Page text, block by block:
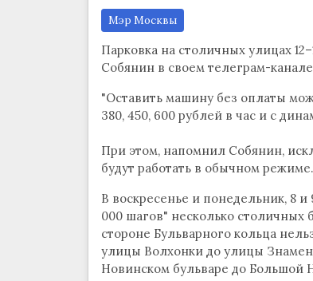
Мэр Москвы
Парковка на столичных улицах
Собянин в своем телеграм-
"Оставить машину без оплаты
380, 450, 600 рублей в час и с
При этом, напомнил Собянин,
будут работать в обычном режиме.
В воскресенье и понедельник, 8
000 шагов" несколько столичных
стороне Бульварного кольца
улицы Волхонки до улицы
Новинском бульваре до Большой